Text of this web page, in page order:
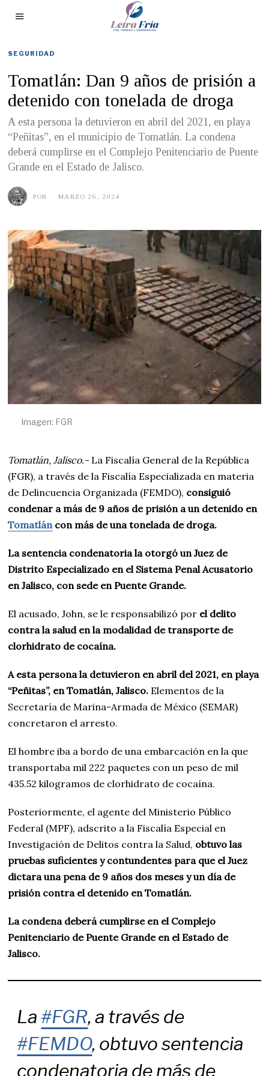
SEGURIDAD
Tomatlán: Dan 9 años de prisión a
detenido con tonelada de droga
A esta persona la detuvieron en abril del 2021, en playa
“Peñitas”, en el municipio de Tomatlán. La condena
deberá cumplirse en el Complejo Penitenciario de Puente
Grande en el Estado de Jalisco.
POR MARZO 26, 2024
O
,
0
2
4
Imagen: FGR
Tomatlán, Jalisco.- La Fiscalía General de la República
(FGR), a través de la Fiscalía Especializada en materia
de Delincuencia Organizada (FEMDO), consiguió
condenar a más de 9 años de prisión a un detenido en
Tomatlán con más de una tonelada de droga.
La sentencia condenatoria la otorgó un Juez de
Distrito Especializado en el Sistema Penal Acusatorio
en Jalisco, con sede en Puente Grande.
El acusado, John, se le responsabilizó por el delito
contra la salud en la modalidad de transporte de
clorhidrato de cocaína.
A esta persona la detuvieron en abril del 2021, en playa
“Peñitas”, en Tomatlán, Jalisco. Elementos de la
Secretaría de Marina-Armada de México (SEMAR)
concretaron el arresto.
El hombre iba a bordo de una embarcación en la que
transportaba mil 222 paquetes con un peso de mil
435.52 kilogramos de clorhidrato de cocaína.
Posteriormente, el agente del Ministerio Público
Federal (MPF), adscrito a la Fiscalía Especial en
Investigación de Delitos contra la Salud, obtuvo las
pruebas suficientes y contundentes para que el Juez
dictara una pena de 9 años dos meses y un día de
prisión contra el detenido en Tomatlán.
La condena deberá cumplirse en el Complejo
Penitenciario de Puente Grande en el Estado de
Jalisco.
La #FGR, a través de
#FEMDO, obtuvo sentencia
condenatoria de más de